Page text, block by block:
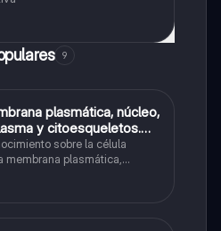
9
plasmática, núcleo,
de la celula eucariota
sobre la célula
membrana plasmática,
y citoesqueleto.